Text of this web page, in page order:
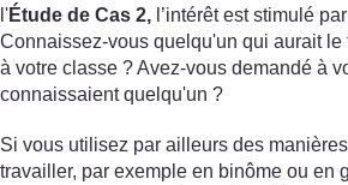
l'Étude de Cas 2, l’intérêt est stimulé
Connaissez-vous quelqu'un qui aurait le
à votre classe ? Avez-vous demandé à
connaissaient quelqu'un ?
Si vous utilisez par ailleurs des
travailler, par exemple en binôme ou en